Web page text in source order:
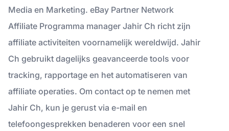
Media en Marketing. eBay Partner Network
Affiliate Programma manager Jahir Ch richt zijn
affiliate activiteiten voornamelijk wereldwijd. Jahir
Ch gebruikt dagelijks geavanceerde tools voor
tracking, rapportage en het automatiseren van
affiliate operaties. Om contact op te nemen met
Jahir Ch, kun je gerust via e-mail en
telefoongesprekken benaderen voor een snel